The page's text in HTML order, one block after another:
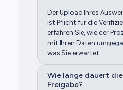
Der Upload Ihres
ist Pflicht für die
erfahren Sie, wie der
mit Ihren Daten
was Sie erwartet.
Wie lange dauert
Freigabe?